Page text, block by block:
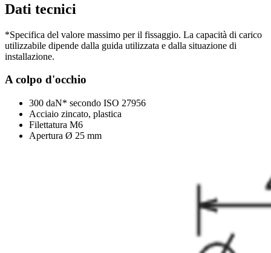
Dati tecnici
*Specifica del valore massimo per il fissaggio. La capacità di carico
utilizzabile dipende dalla guida utilizzata e dalla situazione di
installazione.
A colpo d'occhio
300 daN* secondo ISO 27956
Acciaio zincato, plastica
Filettatura M6
Apertura Ø 25 mm